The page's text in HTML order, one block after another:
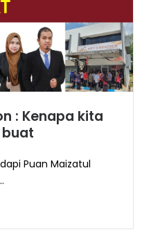
: Kenapa kita
Puan Maizatul